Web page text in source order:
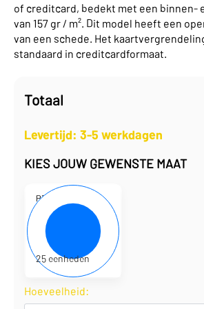
of creditcard, bedekt met een binnen-
van 157 gr / m². Dit model heeft een
van een schede. Het
standaard in creditcardformaat.
Totaal
Levertijd: 3-5 werkdagen
KIES JOUW GEWENSTE MAAT
P1100600
19,5 x 0,5 x 9,5 cm
0,87 per eenheid
21,75 per doos
25 eenheden
Hoeveelheid: